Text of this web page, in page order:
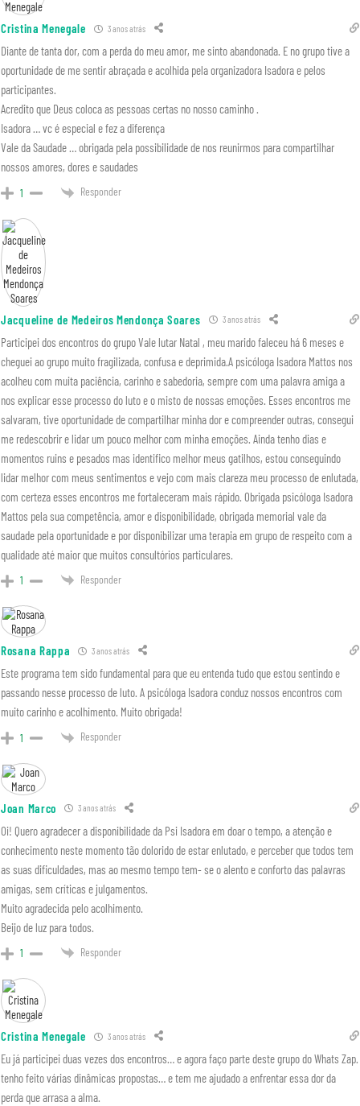
Cristina Menegale 3 anos atrás
Diante de tanta dor, com a perda do meu amor, me sinto abandonada. E no grupo tive a
oportunidade de me sentir abraçada e acolhida pela organizadora Isadora e pelos
participantes.
Acredito que Deus coloca as pessoas certas no nosso caminho .
Isadora … vc é especial e fez a diferença
Vale da Saudade … obrigada pela possibilidade de nos reunirmos para compartilhar
nossos amores, dores e saudades
1 Responder
Jacqueline de Medeiros Mendonça Soares 3 anos atrás
Participei dos encontros do grupo Vale lutar Natal , meu marido faleceu há 6 meses e
cheguei ao grupo muito fragilizada, confusa e deprimida.A psicóloga Isadora Mattos nos
acolheu com muita paciência, carinho e sabedoria, sempre com uma palavra amiga a
nos explicar esse processo do luto e o misto de nossas emoções. Esses encontros me
salvaram, tive oportunidade de compartilhar minha dor e compreender outras, consegui
me redescobrir e lidar um pouco melhor com minha emoções. Ainda tenho dias e
momentos ruins e pesados mas identifico melhor meus gatilhos, estou conseguindo
lidar melhor com meus sentimentos e vejo com mais clareza meu processo de enlutada,
com certeza esses encontros me fortaleceram mais rápido. Obrigada psicóloga Isadora
Mattos pela sua competência, amor e disponibilidade, obrigada memorial vale da
saudade pela oportunidade e por disponibilizar uma terapia em grupo de respeito com a
qualidade até maior que muitos consultórios particulares.
1 Responder
Rosana Rappa 3 anos atrás
Este programa tem sido fundamental para que eu entenda tudo que estou sentindo e
passando nesse processo de luto. A psicóloga Isadora conduz nossos encontros com
muito carinho e acolhimento. Muito obrigada!
1 Responder
Joan Marco 3 anos atrás
Oi! Quero agradecer a disponibilidade da Psi Isadora em doar o tempo, a atenção e
conhecimento neste momento tão dolorido de estar enlutado, e perceber que todos tem
as suas dificuldades, mas ao mesmo tempo tem- se o alento e conforto das palavras
amigas, sem críticas e julgamentos.
Muito agradecida pelo acolhimento.
Beijo de luz para todos.
1 Responder
Cristina Menegale 3 anos atrás
Eu já participei duas vezes dos encontros… e agora faço parte deste grupo do Whats Zap.
tenho feito várias dinâmicas propostas… e tem me ajudado a enfrentar essa dor da
perda que arrasa a alma.